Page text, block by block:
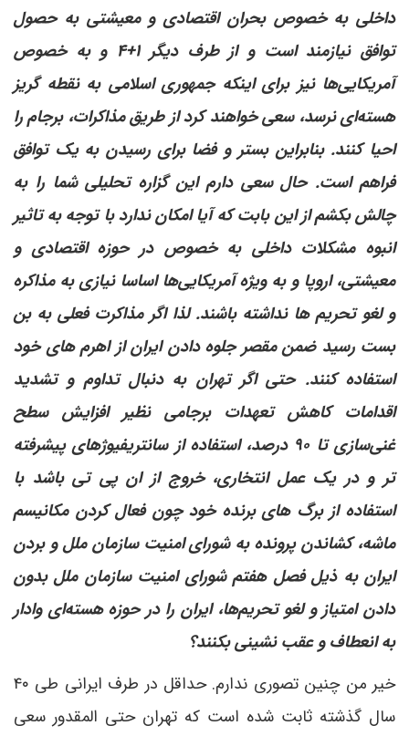
داخلی به خصوص بحران اقتصادی و معیشتی به حصول
توافق نیازمند است و از طرف دیگر ۱+۴ و به خصوص
آمریکایی‌ها نیز برای اینکه جمهوری اسلامی به نقطه گریز
هسته‌ای نرسد، سعی خواهند کرد از طریق مذاکرات، برجام را
احیا کنند. بنابراین بستر و فضا برای رسیدن به یک توافق
فراهم است. حال سعی دارم این گزاره تحلیلی شما را به
چالش بکشم از این بابت که آیا امکان ندارد با توجه به تاثیر
انبوه مشکلات داخلی به خصوص در حوزه اقتصادی و
معیشتی، اروپا و به ویژه آمریکایی‌ها اساسا نیازی به مذاکره
و لغو تحریم ها نداشته باشند. لذا اگر مذاکرت فعلی به بن
بست رسید ضمن مقصر جلوه دادن ایران از اهرم های خود
استفاده کنند. حتی اگر تهران به دنبال تداوم و تشدید
اقدامات کاهش تعهدات برجامی نظیر افزایش سطح
غنی‌سازی تا ۹۰ درصد، استفاده از سانتریفیوژهای پیشرفته
تر و در یک عمل انتخاری، خروج از ان پی تی باشد با
استفاده از برگ های برنده خود چون فعال کردن مکانیسم
ماشه، کشاندن پرونده به شورای امنیت سازمان ملل و بردن
ایران به ذیل فصل هفتم شورای امنیت سازمان ملل بدون
دادن امتیاز و لغو تحریم‌ها، ایران را در حوزه هسته‌ای وادار
به انعطاف و عقب نشینی بکنند؟
خیر من چنین تصوری ندارم. حداقل در طرف ایرانی طی ۴۰
سال گذشته ثابت شده است که تهران حتی المقدور سعی